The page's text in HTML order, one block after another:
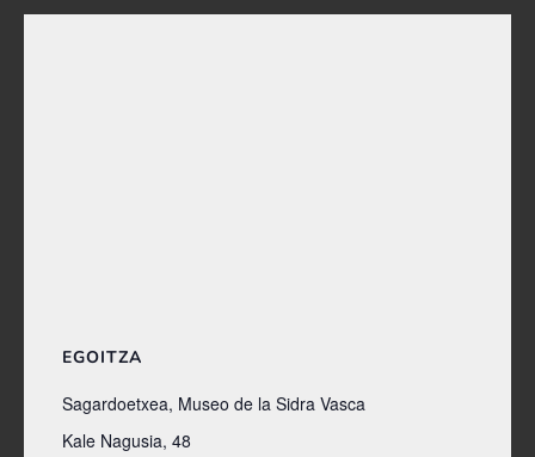
EGOITZA
Sagardoetxea, Museo de la Sidra Vasca
Kale Nagusia, 48